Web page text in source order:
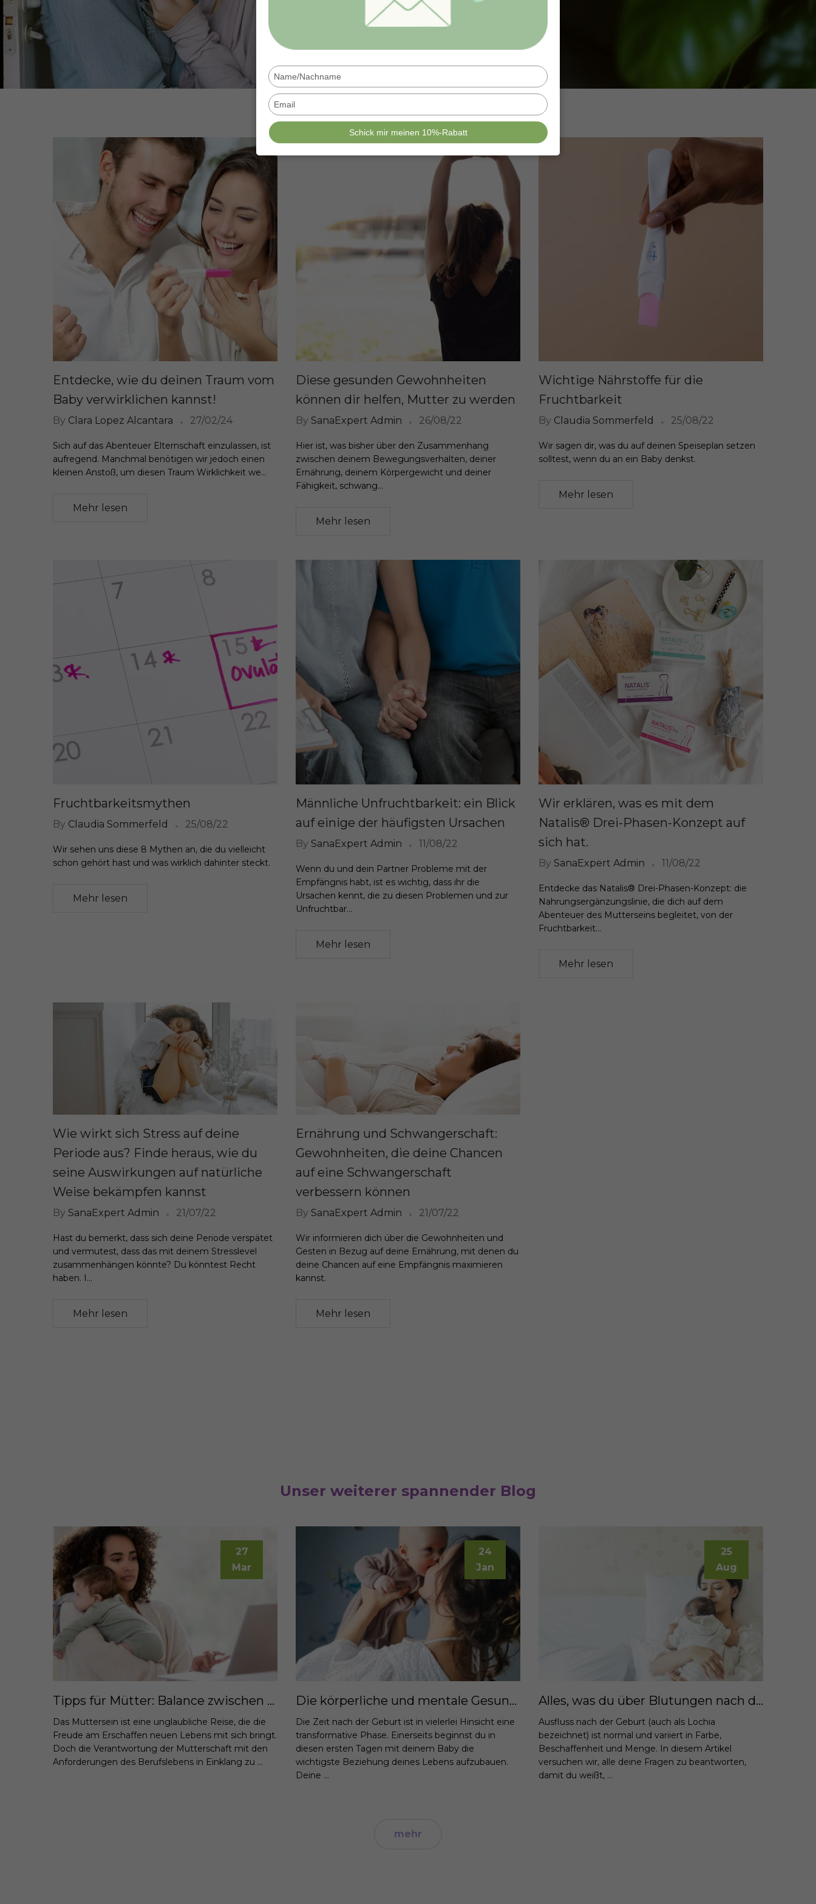
Entdecke, wie du deinen Traum vom
Baby verwirklichen kannst!
By Clara Lopez Alcantara 27/02/24
Sich auf das Abenteuer Elternschaft einzulassen, ist
aufregend. Manchmal benötigen wir jedoch einen
kleinen Anstoß, um diesen Traum Wirklichkeit we...
Mehr lesen
Diese gesunden Gewohnheiten
können dir helfen, Mutter zu werden
By SanaExpert Admin 26/08/22
Hier ist, was bisher über den Zusammenhang
zwischen deinem Bewegungsverhalten, deiner
Ernährung, deinem Körpergewicht und deiner
Fähigkeit, schwang...
Mehr lesen
Wichtige Nährstoffe für die
Fruchtbarkeit
By Claudia Sommerfeld 25/08/22
Wir sagen dir, was du auf deinen Speiseplan setzen
solltest, wenn du an ein Baby denkst.
Mehr lesen
Fruchtbarkeitsmythen
By Claudia Sommerfeld 25/08/22
Wir sehen uns diese 8 Mythen an, die du vielleicht
schon gehört hast und was wirklich dahinter steckt.
Mehr lesen
Männliche Unfruchtbarkeit: ein Blick
auf einige der häufigsten Ursachen
By SanaExpert Admin 11/08/22
Wenn du und dein Partner Probleme mit der
Empfängnis habt, ist es wichtig, dass ihr die
Ursachen kennt, die zu diesen Problemen und zur
Unfruchtbar...
Mehr lesen
Wir erklären, was es mit dem
Natalis® Drei-Phasen-Konzept auf
sich hat.
By SanaExpert Admin 11/08/22
Entdecke das Natalis® Drei-Phasen-Konzept: die
Nahrungsergänzungslinie, die dich auf dem
Abenteuer des Mutterseins begleitet, von der
Fruchtbarkeit...
Mehr lesen
Wie wirkt sich Stress auf deine
Periode aus? Finde heraus, wie du
seine Auswirkungen auf natürliche
Weise bekämpfen kannst
By SanaExpert Admin 21/07/22
Hast du bemerkt, dass sich deine Periode verspätet
und vermutest, dass das mit deinem Stresslevel
zusammenhängen könnte? Du könntest Recht
haben. I...
Mehr lesen
Ernährung und Schwangerschaft:
Gewohnheiten, die deine Chancen
auf eine Schwangerschaft
verbessern können
By SanaExpert Admin 21/07/22
Wir informieren dich über die Gewohnheiten und
Gesten in Bezug auf deine Ernährung, mit denen du
deine Chancen auf eine Empfängnis maximieren
kannst.
Mehr lesen
Unser weiterer spannender Blog
27
Mar
Tipps für Mütter: Balance zwischen Familie und Beruf
Das Muttersein ist eine unglaubliche Reise, die die
Freude am Erschaffen neuen Lebens mit sich bringt.
Doch die Verantwortung der Mutterschaft mit den
Anforderungen des Berufslebens in Einklang zu ...
24
Jan
Die körperliche und mentale Gesundheit im Wochenbett pflegen: Strategien und Tipps für Mütter.
Die Zeit nach der Geburt ist in vielerlei Hinsicht eine
transformative Phase. Einerseits beginnst du in
diesen ersten Tagen mit deinem Baby die
wichtigste Beziehung deines Lebens aufzubauen.
Deine ...
25
Aug
Alles, was du über Blutungen nach der Geburt wissen musst - was ist normal?
Ausfluss nach der Geburt (auch als Lochia
bezeichnet) ist normal und variiert in Farbe,
Beschaffenheit und Menge. In diesem Artikel
versuchen wir, alle deine Fragen zu beantworten,
damit du weißt, ...
mehr
your
your
Schick mir meinen 10%-Rabatt